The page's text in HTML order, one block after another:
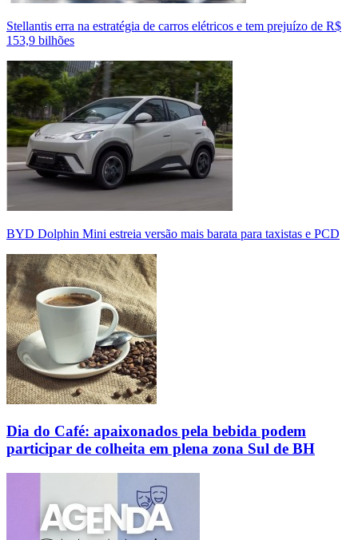
Stellantis erra na estratégia de carros elétricos e tem prejuízo de R$
153,9 bilhões
BYD Dolphin Mini estreia versão mais barata para taxistas e PCD
Dia do Café: apaixonados pela bebida podem
participar de colheita em plena zona Sul de BH